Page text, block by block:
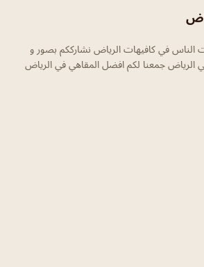
الناس في كافيهات الرياض نشارككم بصور و
الرياض جمعنا لكم افضل المقاهي في الرياض